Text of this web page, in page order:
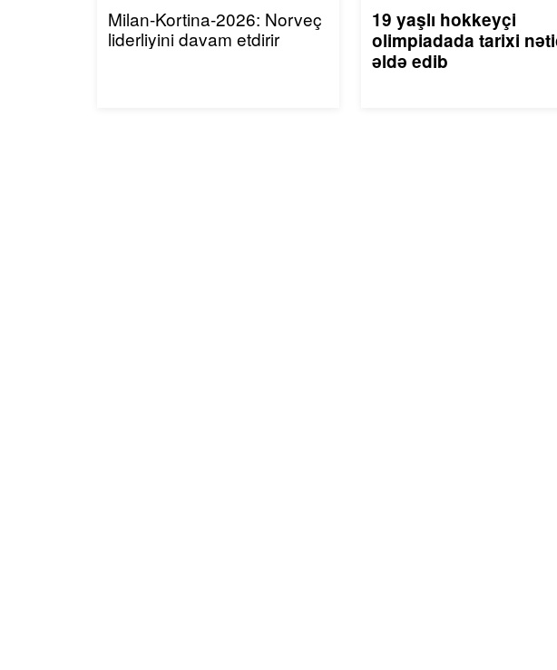
Milan-Kortina-2026: Norveç
liderliyini davam etdirir
19 yaşlı hokkeyçi
olimpiadada tarixi
əldə edib